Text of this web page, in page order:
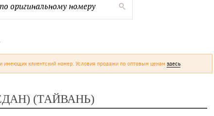
клиентский номер. Условия продажи по оптовым ценам здесь.
(ТАЙВАНЬ)